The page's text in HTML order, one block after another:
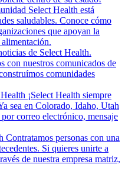
Select Health está
saludables. Conoce cómo
que apoyan la
de Select Health.
con nuestros comunicados de
comunidades
¡Select Health siempre
sea en Colorado, Idaho, Utah
correo electrónico, mensaje
Contratamos personas con una
Si quieres unirte a
de nuestra empresa matriz,